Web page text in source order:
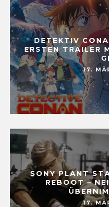
DETEKTIV
ERSTEN TRAILER
17.
SONY PLANT
REBOOT –
17.